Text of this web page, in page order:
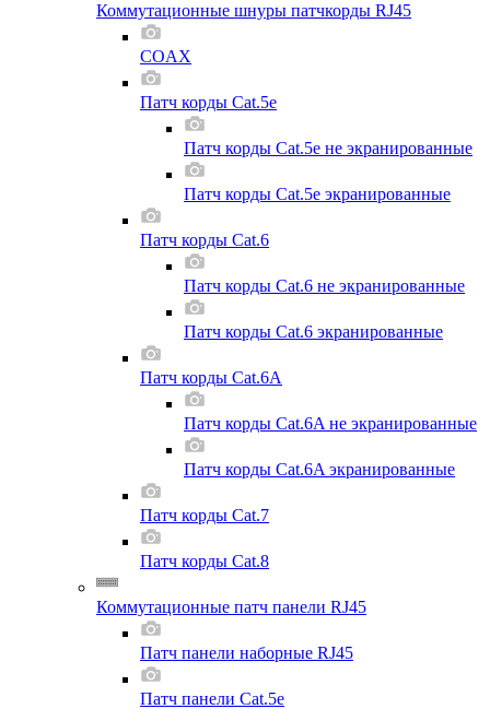
Коммутационные шнуры патчкорды RJ45
COAX
Патч корды Cat.5e
Патч корды Cat.5e не экранированные
Патч корды Cat.5e экранированные
Патч корды Cat.6
Патч корды Cat.6 не экранированные
Патч корды Cat.6 экранированные
Патч корды Cat.6A
Патч корды Cat.6A не экранированные
Патч корды Cat.6A экранированные
Патч корды Cat.7
Патч корды Cat.8
Коммутационные патч панели RJ45
Патч панели наборные RJ45
Патч панели Cat.5e